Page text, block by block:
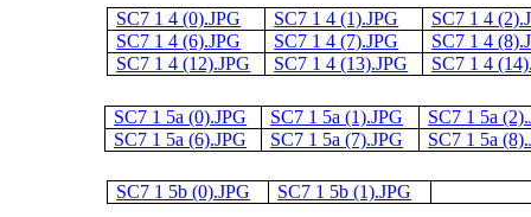
SC7 1 4 (0).JPG SC7 1 4 (1).JPG
SC7 1 4
SC7 1 4 (6).JPG
SC7 1 4 (7).JPG
SC7 1 4
SC7 1 4 (12).JPG
SC7 1 4 (13).JPG SC7 1 4
SC7 1 5a (0).JPG SC7 1 5a (1).JPG
SC7 1 5a
SC7 1 5a (6).JPG
SC7 1 5a (7).JPG SC7 1 5a
SC7 1 5b (0).JPG SC7 1 5b (1).JPG